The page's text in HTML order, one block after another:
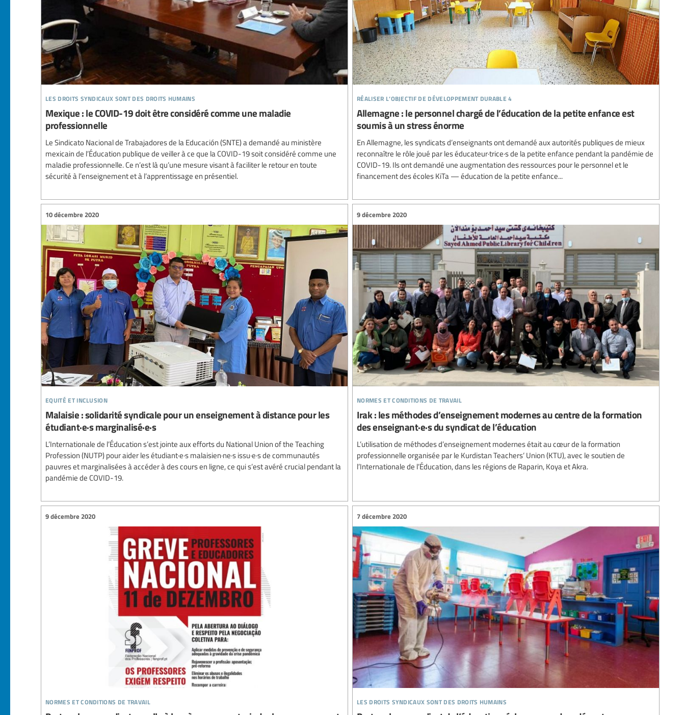
les droits syndicaux sont des droits humains
Mexique : le COVID-19 doit être considéré comme une maladie
professionnelle
Le Sindicato Nacional de Trabajadores de la Educación (SNTE) a demandé au ministère
mexicain de l’Éducation publique de veiller à ce que la COVID-19 soit considéré comme une
maladie professionnelle. Ce n’est là qu’une mesure visant à faciliter le retour en toute
sécurité à l’enseignement et à l’apprentissage en présentiel.
réaliser l’objectif de développement durable 4
Allemagne : le personnel chargé de l’éducation de la petite enfance est
soumis à un stress énorme
En Allemagne, les syndicats d’enseignants ont demandé aux autorités publiques de mieux
reconnaître le rôle joué par les éducateur·trice·s de la petite enfance pendant la pandémie de
COVID-19. Ils ont demandé une augmentation des ressources pour le personnel et le
financement des écoles KiTa — éducation de la petite enfance...
equité et inclusion
10 décembre 2020
Malaisie : solidarité syndicale pour un enseignement à distance pour les
étudiant·e·s marginalisé·e·s
L’Internationale de l’Éducation s’est jointe aux efforts du National Union of the Teaching
Profession (NUTP) pour aider les étudiant·e·s malaisien·ne·s issu·e·s de communautés
pauvres et marginalisées à accéder à des cours en ligne, ce qui s’est avéré crucial pendant la
pandémie de COVID-19.
normes et conditions de travail
9 décembre 2020
Irak : les méthodes d’enseignement modernes au centre de la formation
des enseignant·e·s du syndicat de l’éducation
L’utilisation de méthodes d’enseignement modernes était au cœur de la formation
professionnelle organisée par le Kurdistan Teachers’ Union (KTU), avec le soutien de
l’Internationale de l’Éducation, dans les régions de Raparin, Koya et Akra.
normes et conditions de travail
9 décembre 2020
les droits syndicaux sont des droits humains
7 décembre 2020